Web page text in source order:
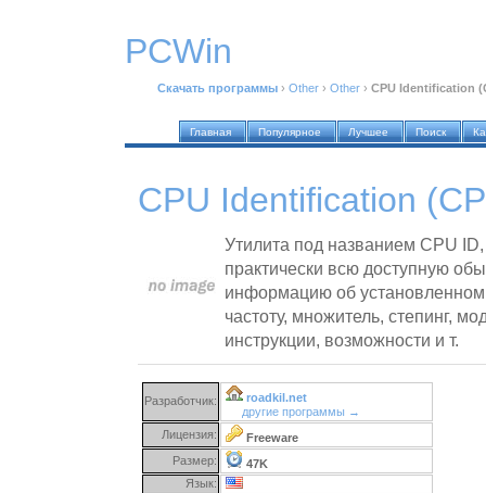
PCWin
Скачать программы › Other › Other › CPU Identification
Главная Популярное Лучшее Поиск
CPU Identification
Утилита под названием CPU
практически всю доступную
информацию об
частоту, множитель, степинг,
инструкции, возможности и т.
Разработчик:
roadkil.net
другие программы →
Лицензия:
Freeware
Размер:
47K
Язык: